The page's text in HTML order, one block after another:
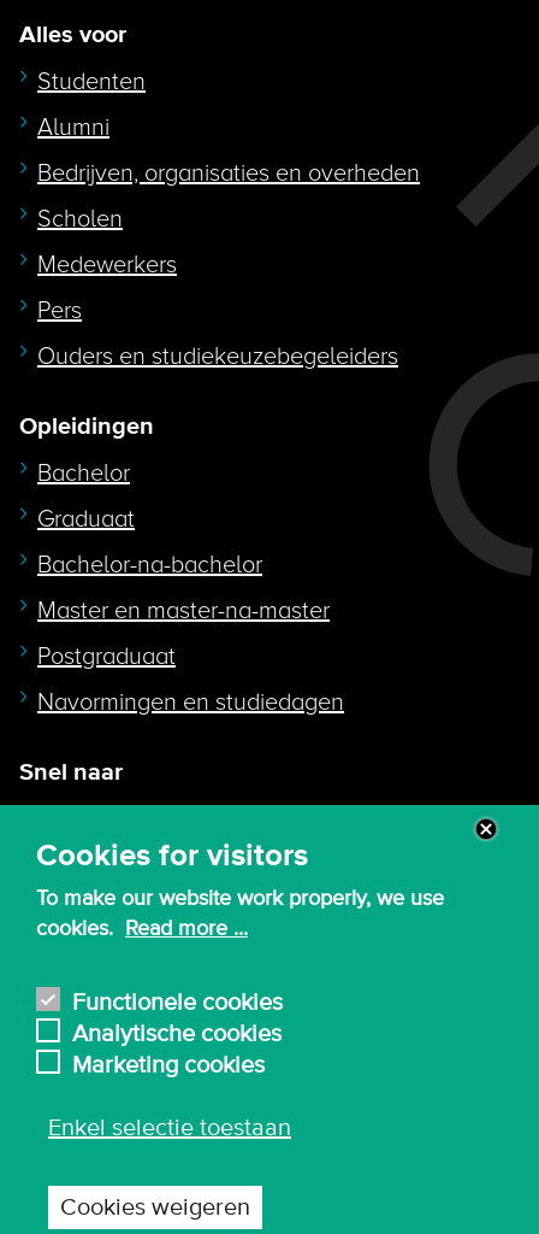
Cookies for visitors
To make our website work properly, we use
cookies. Read more ...
Functionele cookies
Analytische cookies
Marketing cookies
Enkel selectie toestaan
Cookies weigeren
Alles voor
Studenten
Alumni
Bedrijven, organisaties en overheden
Scholen
Medewerkers
Pers
Ouders en studiekeuzebegeleiders
Opleidingen
Bachelor
Graduaat
Bachelor-na-bachelor
Master en master-na-master
Postgraduaat
Navormingen en studiedagen
Snel naar
Webmail
Canvas
Bibliotheek
English
Algemene inkoopvoorwaarden
Gebruiksvoorwaarden en privacy